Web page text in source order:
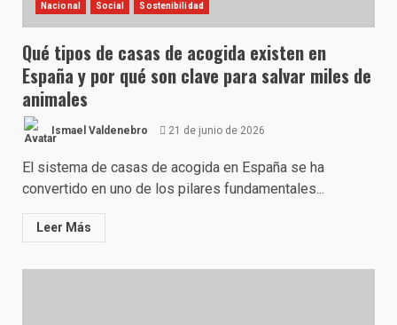
Nacional Social Sostenibilidad
Qué tipos de casas de acogida existen en
España y por qué son clave para salvar miles de
animales
Ismael Valdenebro 21 de junio de 2026
El sistema de casas de acogida en España se ha
convertido en uno de los pilares fundamentales...
Leer Más